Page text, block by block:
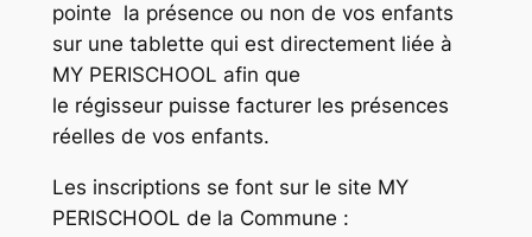
pointe la présence ou non de vos enfants
sur une tablette qui est directement liée à
MY PERISCHOOL afin que
le régisseur puisse facturer les présences
réelles de vos enfants.
Les inscriptions se font sur le site MY
PERISCHOOL de la Commune :